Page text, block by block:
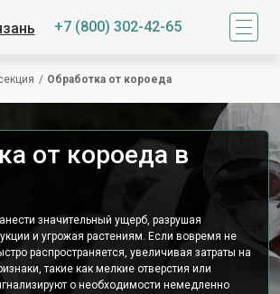
+7 (800) 302-42-65
/ Обработка от короеда
от короеда в
значительный ущерб, разрушая
и угрожая растениям. Если вовремя не
распространяется, увеличивая затраты на
такие как мелкие отверстия или
о необходимости немедленно